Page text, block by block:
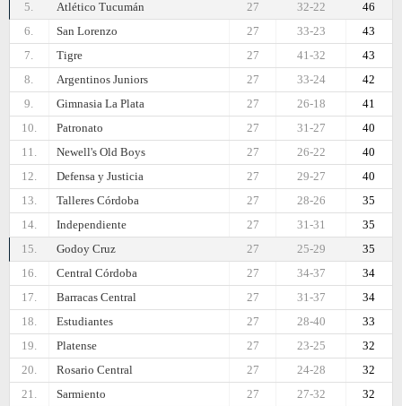
5. Atlético Tucumán 46
32-22
27
6.
San Lorenzo 43
33-23
27
7.
Tigre 43
41-32
27
8.
Argentinos Juniors 42
33-24
27
9.
Gimnasia La Plata 41
26-18
27
10.
Patronato 40
31-27
27
11.
Newell's Old Boys 40
26-22
27
12.
Defensa y Justicia 40
29-27
27
13.
Talleres Córdoba 35
28-26
27
14.
Independiente 35
31-31
27
15.
Godoy Cruz 35
25-29
27
16.
Central Córdoba 34
34-37
27
17.
Barracas Central 34
31-37
27
18.
Estudiantes 33
28-40
27
19.
Platense 32
23-25
27
20.
Rosario Central 32
24-28
27
21.
Sarmiento 32
27-32
27